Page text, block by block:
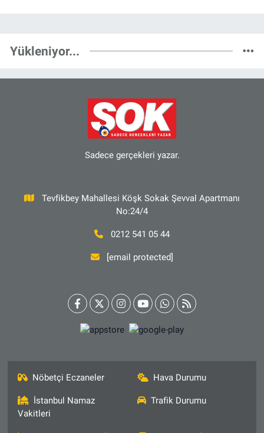
Yükleniyor...
Sadece gerçekleri yazar.
Tevfikbey Mahallesi Köşk Sokak Şevval Apartmanı
No:24/4
0212 541 05 44
[email protected]
Nöbetçi Eczaneler Hava Durumu
İstanbul Namaz
Vakitleri
Trafik Durumu